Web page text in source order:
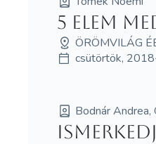
5 elem
ÖRÖMVILÁG
csütörtök,
Bodnár Andrea,